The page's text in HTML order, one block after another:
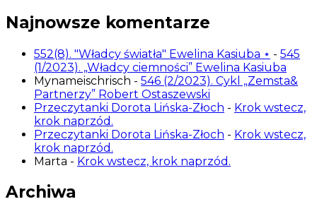
Najnowsze komentarze
552(8). "Władcy światła" Ewelina Kasiuba ⋆ - 545
(1/2023). „Władcy ciemności” Ewelina Kasiuba
Mynameischrisch - 546 (2/2023). Cykl „Zemsta&
Partnerzy” Robert Ostaszewski
Przeczytanki Dorota Lińska-Złoch - Krok wstecz,
krok naprzód.
Przeczytanki Dorota Lińska-Złoch - Krok wstecz,
krok naprzód.
Marta - Krok wstecz, krok naprzód.
Archiwa